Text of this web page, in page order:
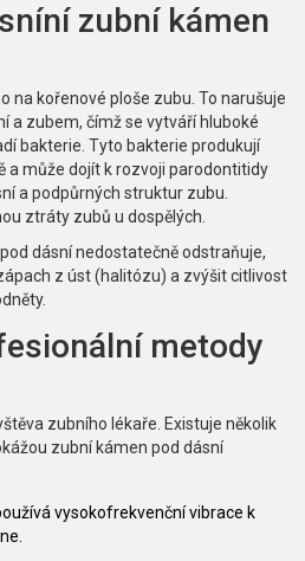
zubní kámen
na kořenové ploše zubu. To narušuje
a zubem, čímž se vytváří hluboké
bakterie. Tyto bakterie produkují
a může dojít k rozvoji parodontitidy
a podpůrných struktur zubu
ztráty zubů u dospělých.
dásní nedostatečně odstraňuje,
z úst (halitózu) a zvýšit citlivost
metody
zubního lékaře. Existuje několik
zubní kámen pod dásní
vysokofrekvenční vibrace k